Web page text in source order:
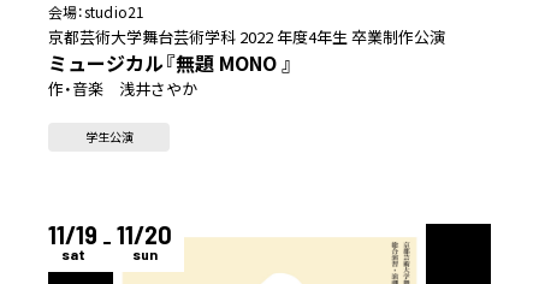
会場：studio21
京都芸術大学舞台芸術学科 2022 年度4年生 卒業制作公演
ミュージカル『無題 MONO 』
作・音楽 浅井さやか
学生公演
11/19
sat
11/20
sun